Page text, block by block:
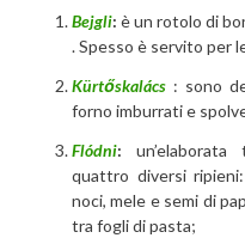
Bejgli: è un rotolo di
. Spesso è servito per
Kürtőskalács : sono
forno imburrati e
Flódni:
quattro diversi
noci, mele e semi di
tra fogli di pasta;